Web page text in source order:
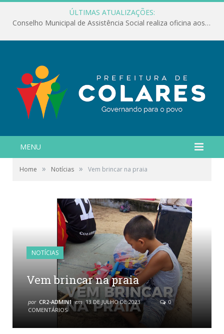
ÚLTIMAS ATUALIZAÇÕES:
Conselho Municipal de Assistência Social realiza oficina aos servidores
MENU
Home » Notícias » Vem brincar na praia
NOTÍCIAS
Vem brincar na praia
por CR2-ADMIN1 em 13 DE JULHO DE 2023
0
COMENTÁRIOS